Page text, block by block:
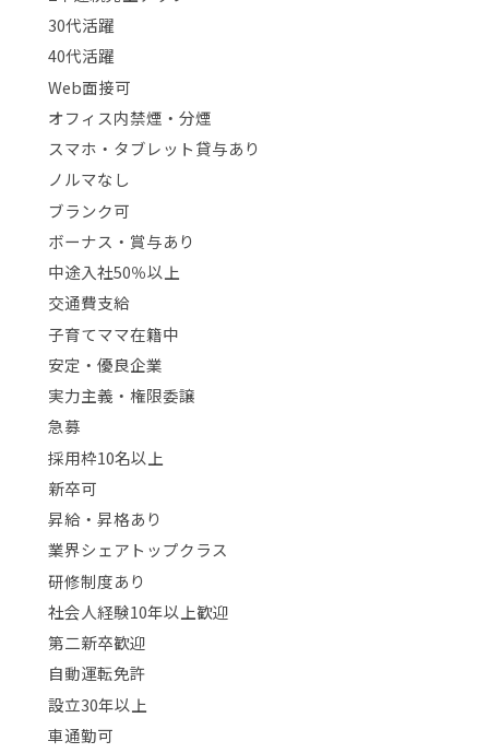
30代活躍
40代活躍
Web面接可
オフィス内禁煙・分煙
スマホ・タブレット貸与あり
ノルマなし
ブランク可
ボーナス・賞与あり
中途入社50％以上
交通費支給
子育てママ在籍中
安定・優良企業
実力主義・権限委譲
急募
採用枠10名以上
新卒可
昇給・昇格あり
業界シェアトップクラス
研修制度あり
社会人経験10年以上歓迎
第二新卒歓迎
自動運転免許
設立30年以上
車通勤可